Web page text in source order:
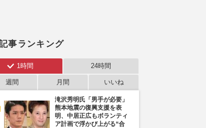
事ランキング
1時間 24時間
週間 月間 いいね
滝沢秀明氏「男手が必要」
熊本地震の復興支援を表
明、中居正広もボランティ
ア計画で浮かび上がる“合